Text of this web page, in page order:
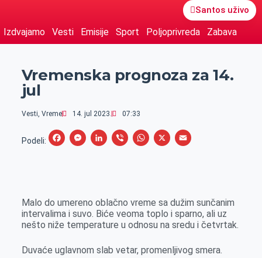
Santos uživo
Izdvajamo Vesti Emisije Sport Poljoprivreda Zabava
Vremenska prognoza za 14.
jul
Vesti, Vreme 14. jul 2023. 07:33
Podeli:
F
b
o
k
M
e
n
e
L
e
d
n
V
r
W
s
A
p
X
E
l
Malo do umereno oblačno vreme sa dužim sunčanim
intervalima i suvo. Biće veoma toplo i sparno, ali uz
nešto niže temperature u odnosu na sredu i četvrtak.
Duvaće uglavnom slab vetar, promenljivog smera.